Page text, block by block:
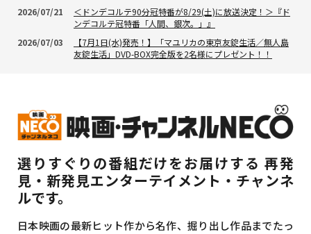
2026/07/21
＜ドンデコルテ90分冠特番が8/29(土)に放送決定！＞『ド
ンデコルテ冠特番「人間、銀次。」』
2026/07/03
【7月1日(水)発売！】「マユリカの東京友錠生活／無人島
友錠生活」DVD-BOX完全版を2名様にプレゼント！！
選りすぐりの番組だけをお届けする 再発
見・新発見エンターテイメント・チャンネ
ルです。
日本映画の最新ヒット作から名作、掘り出し作品までたっ